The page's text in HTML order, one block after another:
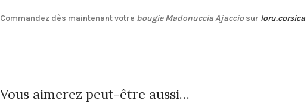
Commandez dès maintenant votre bougie Madonuccia Ajaccio sur loru.corsica
Vous aimerez peut-être aussi…